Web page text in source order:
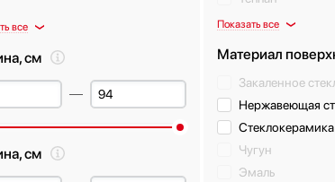
все
см
см
Показать все
Материал
Закаленное
Нержавеющая
Стеклокерамика
Чугун
Эмаль